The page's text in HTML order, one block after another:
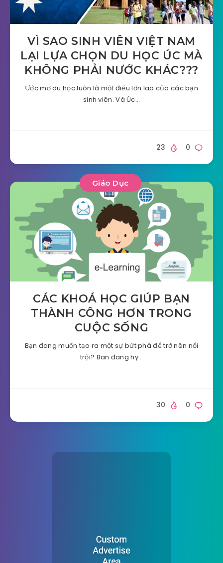
VÌ SAO SINH VIÊN VIỆT NAM
LẠI LỰA CHỌN DU HỌC ÚC MÀ
KHÔNG PHẢI NƯỚC KHÁC???
Ước mơ du học luôn là một điều lớn lao của các bạn
sinh viên. Và Úc…
0
23
Giáo Dục
CÁC KHOÁ HỌC GIÚP BẠN
THÀNH CÔNG HƠN TRONG
CUỘC SỐNG
Bạn đang muốn tạo ra một sự bứt phá để trở nên nổi
trội? Ban đang hy…
0
30